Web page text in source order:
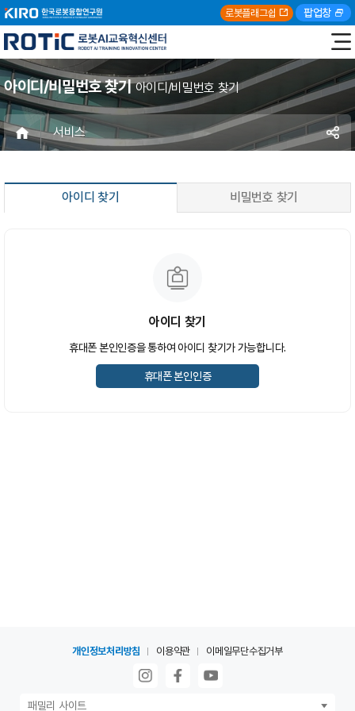
로봇플래그쉽 팝업창
아이디/비밀번호 찾기 아이디/비밀번호 찾기
서비스
아이디 찾기 비밀번호 찾기
아이디 찾기
휴대폰 본인인증을 통하여 아이디 찾기가 가능합니다.
휴대폰 본인인증
개인정보처리방침 이용약관 이메일무단수집거부
패밀리 사이트